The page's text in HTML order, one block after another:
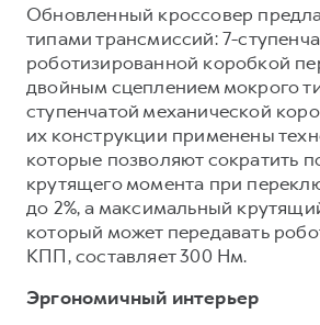
Обновленный кроссовер
типами трансмиссий: 7-
роботизированной коробкой
двойным сцеплением мокрого
ступенчатой механической
их конструкции применены
которые позволяют сократить
крутящего момента при
до 2%, а максимальный
который может передавать
КПП, составляет 300 Нм.
Эргономичный интерьер